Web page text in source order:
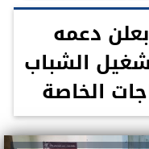
دعمه
الشباب
الخاصة